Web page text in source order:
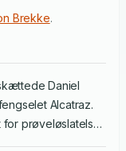
Brekke.
Daniel
Alcatraz.
for prøveløslatelse